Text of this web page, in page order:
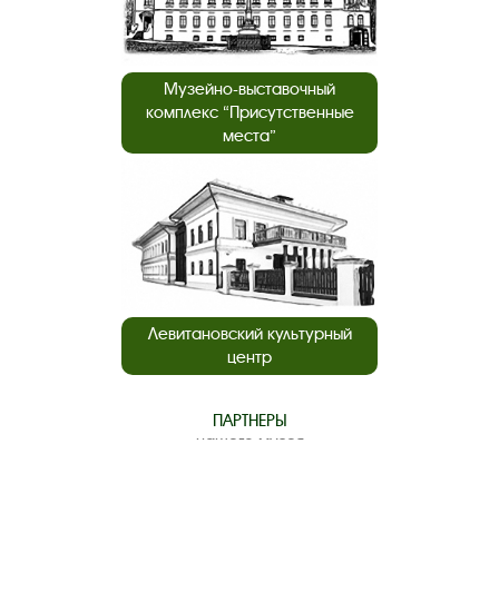
Музейно-выставочный
комплекс “Присутственные
места”
Левитановский культурный
центр
ПАРТНЕРЫ
нашего музея